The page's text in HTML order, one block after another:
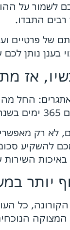
לשמור על
רבים התבדו.
של פרטיים
בענן
אז
החל
לא רק
להשקיע
באיכות
יותר
כל